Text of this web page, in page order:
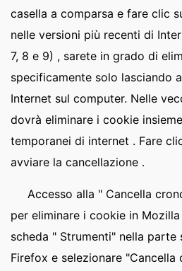
casella a comparsa e fare clic
nelle versioni più recenti di
7, 8 e 9) , sarete in grado di
specificamente solo lasciando
Internet sul computer. Nelle
dovrà eliminare i cookie
temporanei di internet . Fare
avviare la cancellazione .
Accesso alla " Cancella
per eliminare i cookie in
scheda " Strumenti" nella
Firefox e selezionare